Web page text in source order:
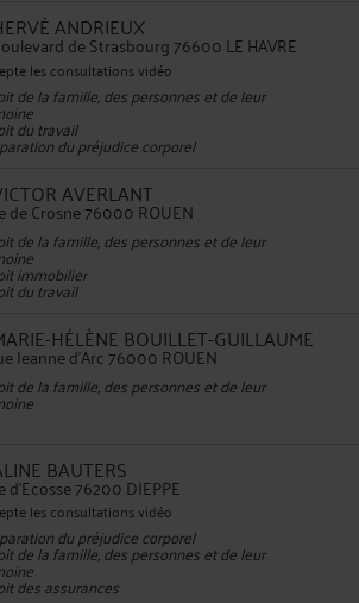
ANDRIEUX
de Strasbourg 76600 LE HAVRE
les consultations vidéo
de la famille, des personnes et de leur
du travail
du préjudice corporel
AVERLANT
de Crosne 76000 ROUEN
de la famille, des personnes et de leur
immobilier
du travail
HÉLÈNE BOUILLET-GUILLAUME
Jeanne d'Arc 76000 ROUEN
de la famille, des personnes et de leur
BAUTERS
d'Ecosse 76200 DIEPPE
les consultations vidéo
du préjudice corporel
de la famille, des personnes et de leur
des assurances